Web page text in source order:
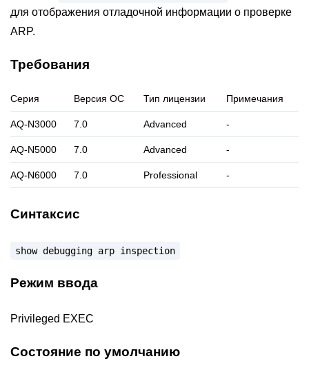
для отображения отладочной информации о проверке
ARP.
Требования
Серия Версия ОС Тип лицензии Примечания
AQ-N3000 7.0 Advanced -
AQ-N5000 7.0 Advanced -
AQ-N6000 7.0 Professional -
Синтаксис
show debugging arp inspection
Режим ввода
Privileged EXEC
Состояние по умолчанию